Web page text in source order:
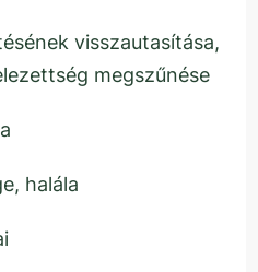
visszautasítása,
megszűnése
halála